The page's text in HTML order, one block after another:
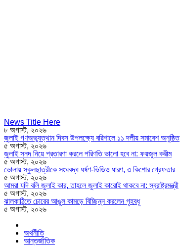
News Title Here
৮ অগাস্ট, ২০২৬
জুলাই গণঅভ্যুত্থান দিবস উপলক্ষ্যে বরিশালে ১১ দলীয় সমাবেশ অনুষ্ঠিত
৫ অগাস্ট, ২০২৬
জুলাই সনদ নিয়ে প্রতারণা করলে পরিণতি ভালো হবে না: ফয়জুল করীম
৫ অগাস্ট, ২০২৬
ভোলায় স্কুলছাত্রীকে সংঘবদ্ধ ধর্ষণ-ভিডিও ধারণ, ৩ কিশোর গ্রেফতার
৫ অগাস্ট, ২০২৬
আমরা যদি বলি জুলাই কার, তাহলে জুলাই কারোই থাকবে না: স্বরাষ্ট্রমন্ত্রী
৫ অগাস্ট, ২০২৬
ঝালকাঠিতে চোরের আঙুল কামড়ে বিচ্ছিন্ন করলেন গৃহবধূ
৫ অগাস্ট, ২০২৬
অর্থনীতি
আন্তর্জাতিক